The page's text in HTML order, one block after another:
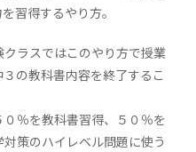
習得するやり方。
ラスではこのやり方で授業
の教科書内容を終了するこ
％を教科書習得、５０％を
策のハイレベル問題に使う